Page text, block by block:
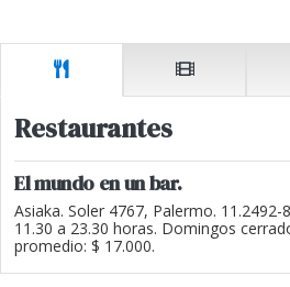
Restaurantes
El mundo en un bar.
Asiaka. Soler 4767, Palermo.
11.30 a 23.30 horas. Domingos
promedio: $ 17.000.